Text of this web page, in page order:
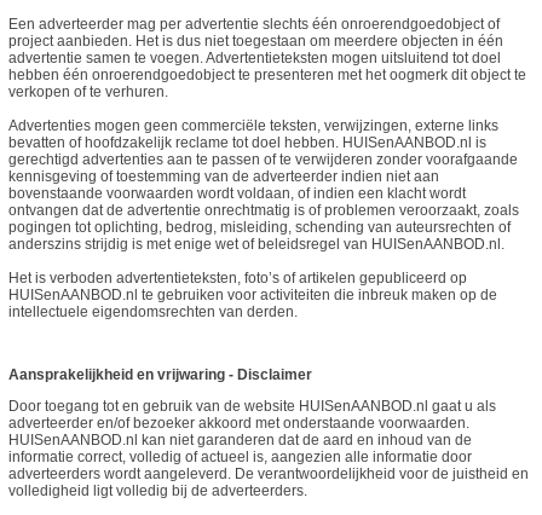
Een adverteerder mag per advertentie slechts één onroerendgoedobject of
project aanbieden. Het is dus niet toegestaan om meerdere objecten in één
advertentie samen te voegen. Advertentieteksten mogen uitsluitend tot doel
hebben één onroerendgoedobject te presenteren met het oogmerk dit object te
verkopen of te verhuren.
Advertenties mogen geen commerciële teksten, verwijzingen, externe links
bevatten of hoofdzakelijk reclame tot doel hebben. HUISenAANBOD.nl is
gerechtigd advertenties aan te passen of te verwijderen zonder voorafgaande
kennisgeving of toestemming van de adverteerder indien niet aan
bovenstaande voorwaarden wordt voldaan, of indien een klacht wordt
ontvangen dat de advertentie onrechtmatig is of problemen veroorzaakt, zoals
pogingen tot oplichting, bedrog, misleiding, schending van auteursrechten of
anderszins strijdig is met enige wet of beleidsregel van HUISenAANBOD.nl.
Het is verboden advertentieteksten, foto’s of artikelen gepubliceerd op
HUISenAANBOD.nl te gebruiken voor activiteiten die inbreuk maken op de
intellectuele eigendomsrechten van derden.
Aansprakelijkheid en vrijwaring - Disclaimer
Door toegang tot en gebruik van de website HUISenAANBOD.nl gaat u als
adverteerder en/of bezoeker akkoord met onderstaande voorwaarden.
HUISenAANBOD.nl kan niet garanderen dat de aard en inhoud van de
informatie correct, volledig of actueel is, aangezien alle informatie door
adverteerders wordt aangeleverd. De verantwoordelijkheid voor de juistheid en
volledigheid ligt volledig bij de adverteerders.